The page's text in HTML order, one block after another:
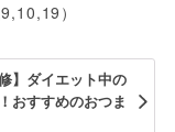
）
】ダイエット中の
おすすめのおつま